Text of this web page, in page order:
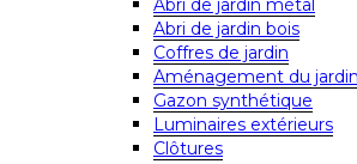
Abri de jardin métal
Abri de jardin bois
Coffres de jardin
Aménagement du jardin
Gazon synthétique
Luminaires extérieurs
Clôtures